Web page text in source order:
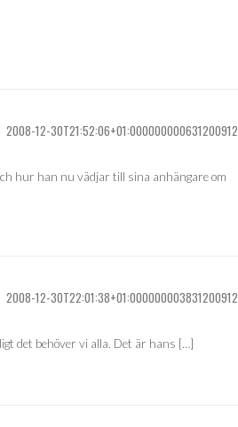
2008-12-30T21:52:06+01:000000000631200912
hur han nu vädjar till sina anhängare om
2008-12-30T22:01:38+01:000000003831200912
det behöver vi alla. Det är hans […]